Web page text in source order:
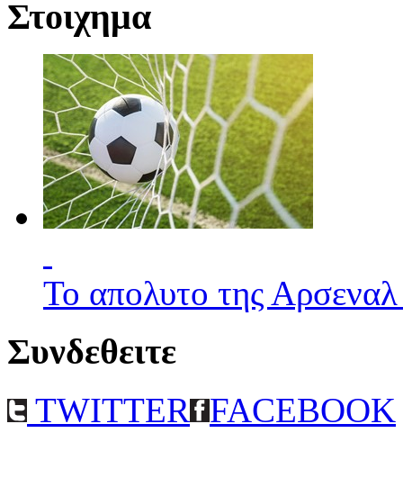
Στοιχημα
Το απολυτο της
Συνδεθειτε
TWITTER FACEBOOK